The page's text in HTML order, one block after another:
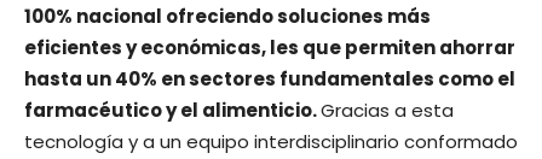
100% nacional ofreciendo soluciones más
eficientes y económicas, les que permiten ahorrar
hasta un 40% en sectores fundamentales como el
farmacéutico y el alimenticio.Gracias a esta
tecnología y a un equipo interdisciplinario conformado